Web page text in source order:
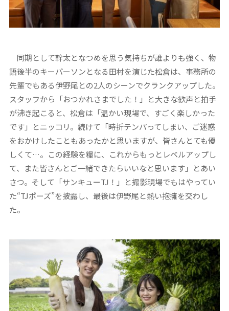
同期として幹太となつめを思う気持ちが誰よりも強く、物
語後半のキーパーソンとなる田村を演じた松倉は、事務所の
先輩でもある伊野尾との2人のシーンでクランクアップした。
スタッフから「おつかれさまでした！」と大きな歓声と拍手
が沸き起こると、松倉は「温かい現場で、すごく楽しかった
です」とニッコリ。続けて「時折テンパってしまい、ご迷惑
をおかけしたこともあったかと思いますが、皆さんとても優
しくて…。この経験を糧に、これからもっとレベルアップし
て、また皆さんとご一緒できたらいいなと思います」とあい
さつ。そして「サンキューTJ！」と撮影現場でもはやってい
た“TJポーズ”を披露し、最後は伊野尾と熱い抱擁を交わし
た。